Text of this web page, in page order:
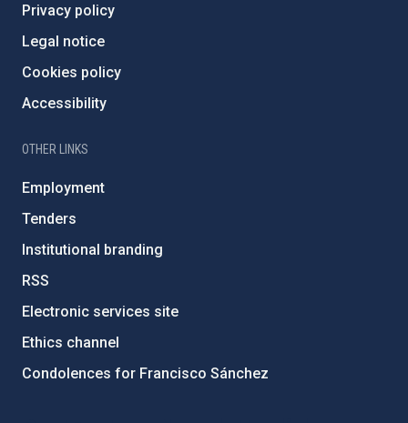
Privacy policy
Legal notice
Cookies policy
Accessibility
OTHER LINKS
Employment
Tenders
Institutional branding
RSS
Electronic services site
Ethics channel
Condolences for Francisco Sánchez